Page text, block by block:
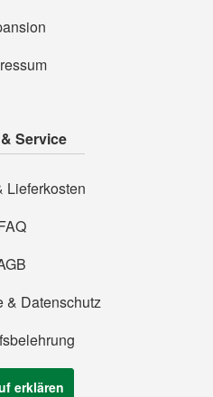
Service
Lieferkosten
& Datenschutz
erklären